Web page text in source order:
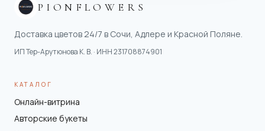
PIONFLOWERS
Доставка цветов 24/7 в Сочи, Адлере и Красной Поляне.
ИП Тер-Арутюнова К. В. · ИНН231708874901
КАТАЛОГ
Онлайн-витрина
Авторские букеты